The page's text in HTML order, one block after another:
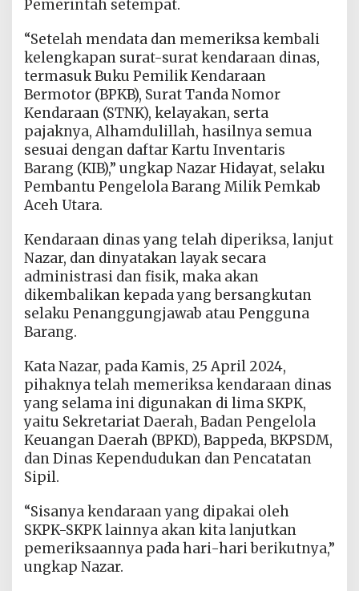
Pemerintah setempat.
“Setelah mendata dan memeriksa kembali
kelengkapan surat-surat kendaraan dinas,
termasuk Buku Pemilik Kendaraan
Bermotor (BPKB), Surat Tanda Nomor
Kendaraan (STNK), kelayakan, serta
pajaknya, Alhamdulillah, hasilnya semua
sesuai dengan daftar Kartu Inventaris
Barang (KIB),” ungkap Nazar Hidayat, selaku
Pembantu Pengelola Barang Milik Pemkab
Aceh Utara.
Kendaraan dinas yang telah diperiksa, lanjut
Nazar, dan dinyatakan layak secara
administrasi dan fisik, maka akan
dikembalikan kepada yang bersangkutan
selaku Penanggungjawab atau Pengguna
Barang.
Kata Nazar, pada Kamis, 25 April 2024,
pihaknya telah memeriksa kendaraan dinas
yang selama ini digunakan di lima SKPK,
yaitu Sekretariat Daerah, Badan Pengelola
Keuangan Daerah (BPKD), Bappeda, BKPSDM,
dan Dinas Kependudukan dan Pencatatan
Sipil.
“Sisanya kendaraan yang dipakai oleh
SKPK-SKPK lainnya akan kita lanjutkan
pemeriksaannya pada hari-hari berikutnya,”
ungkap Nazar.